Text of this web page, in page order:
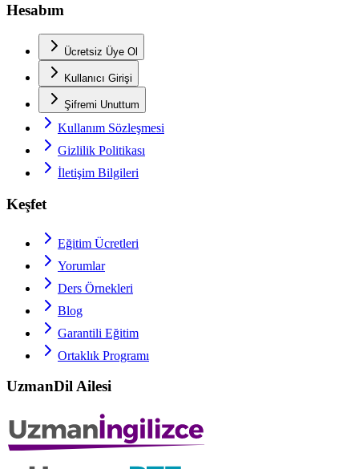
Hesabım
Ücretsiz Üye Ol
Kullanıcı Girişi
Şifremi Unuttum
Kullanım Sözleşmesi
Gizlilik Politikası
İletişim Bilgileri
Keşfet
Eğitim Ücretleri
Yorumlar
Ders Örnekleri
Blog
Garantili Eğitim
Ortaklık Programı
UzmanDil Ailesi